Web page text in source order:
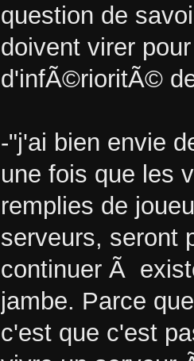
question de
doivent virer
d'infÃ©rioritÃ©
-"j'ai bien envie
une fois que les
remplies de
serveurs, seront
continuer Ã
jambe. Parce
c'est que c'est